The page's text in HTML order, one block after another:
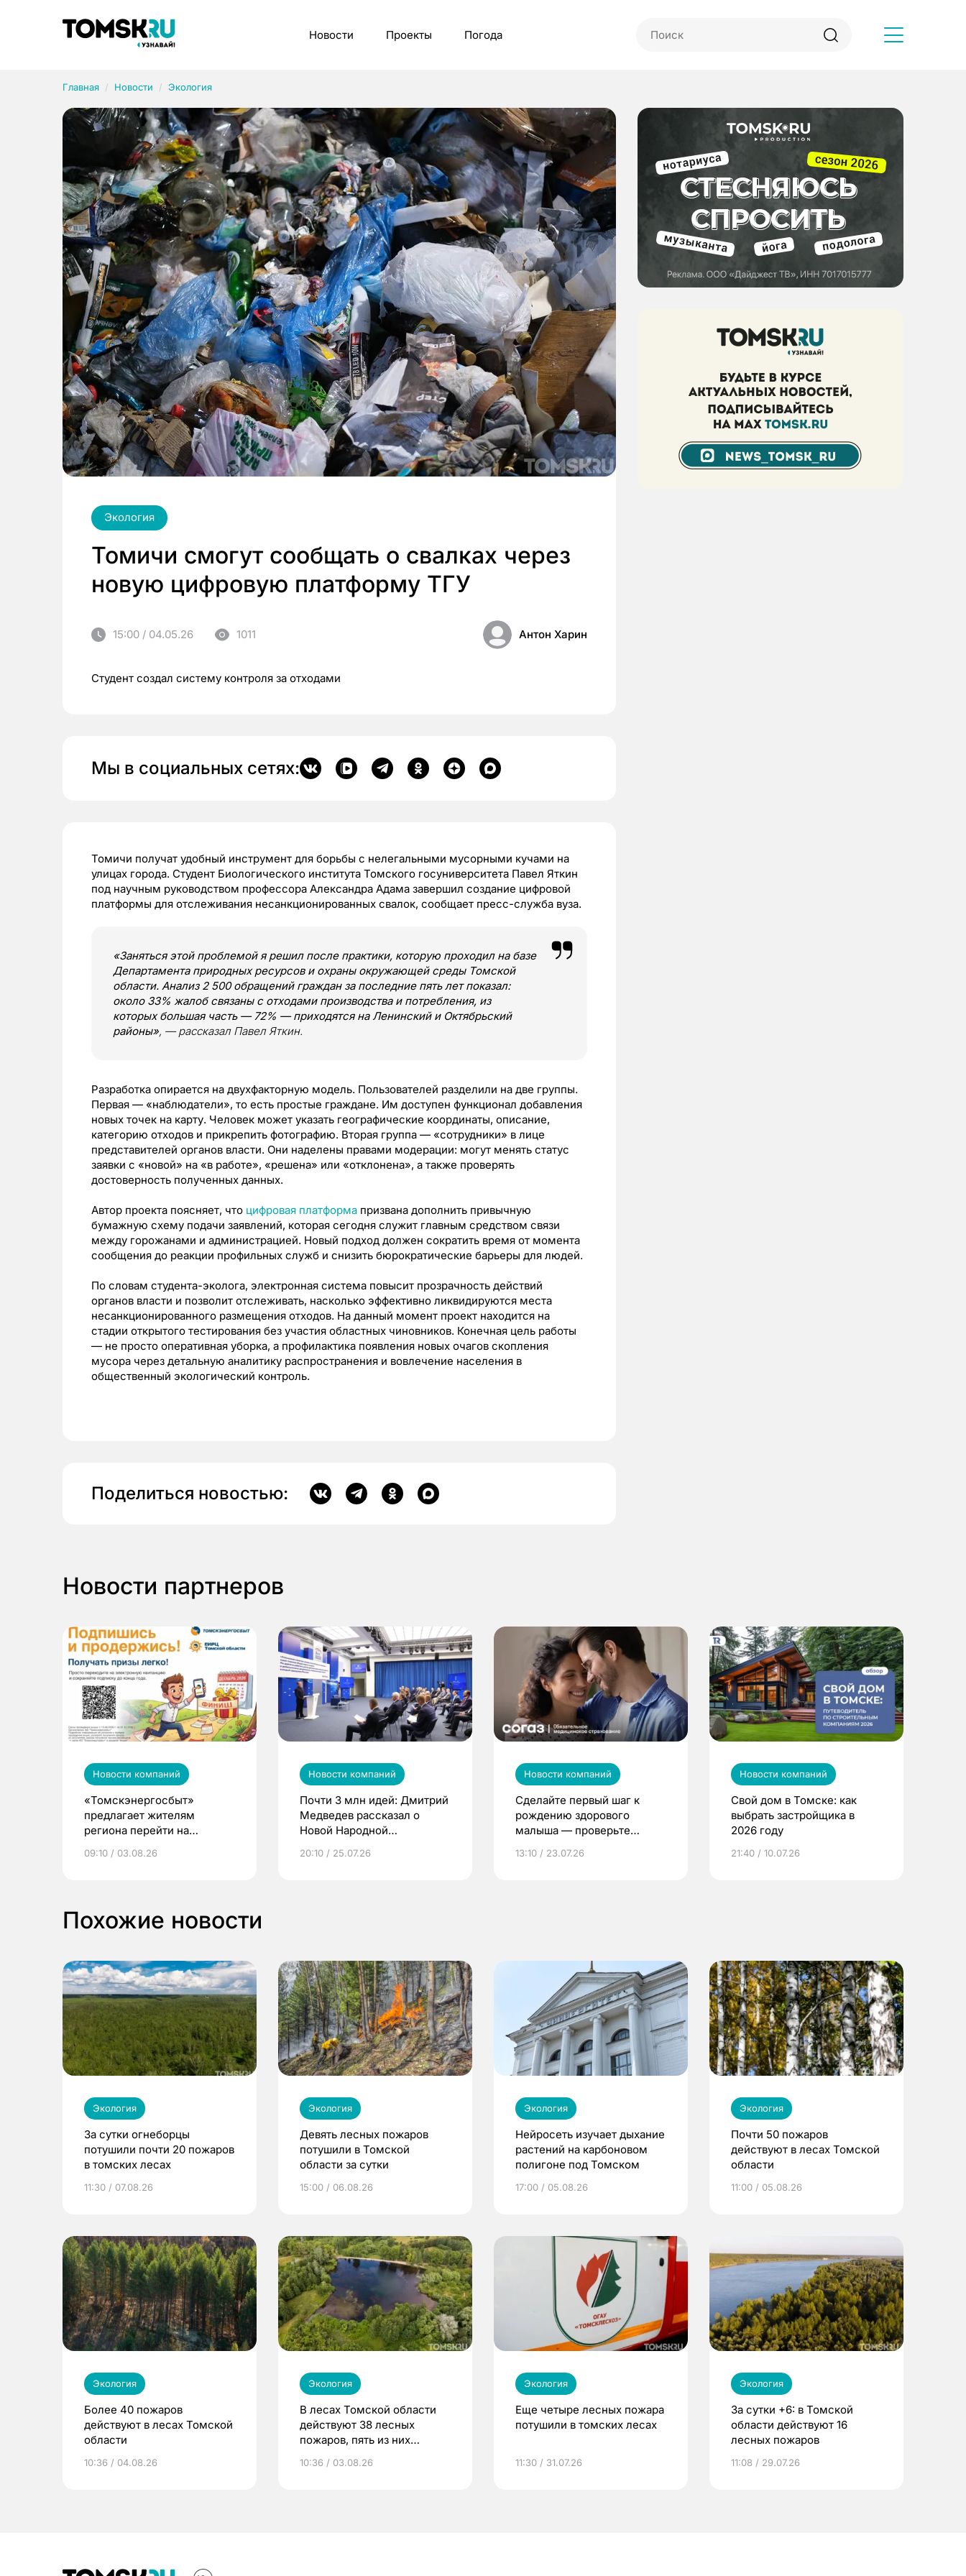
Новости Проекты Погода
Главная Новости Экология
Экология
Томичи смогут сообщать о свалках через
новую цифровую платформу ТГУ
15:00 / 04.05.26 1011 Антон Харин
Студент создал систему контроля за отходами
Мы в социальных сетях:
Томичи получат удобный инструмент для борьбы с нелегальными мусорными кучами на
улицах города. Студент Биологического института Томского госуниверситета Павел Яткин
под научным руководством профессора Александра Адама завершил создание цифровой
платформы для отслеживания несанкционированных свалок, сообщает пресс-служба вуза.
«Заняться этой проблемой я решил после практики, которую проходил на базе
Департамента природных ресурсов и охраны окружающей среды Томской
области. Анализ 2 500 обращений граждан за последние пять лет показал:
около 33% жалоб связаны с отходами производства и потребления, из
которых большая часть — 72% — приходятся на Ленинский и Октябрьский
районы», — рассказал Павел Яткин.
Разработка опирается на двухфакторную модель. Пользователей разделили на две группы.
Первая — «наблюдатели», то есть простые граждане. Им доступен функционал добавления
новых точек на карту. Человек может указать географические координаты, описание,
категорию отходов и прикрепить фотографию. Вторая группа — «сотрудники» в лице
представителей органов власти. Они наделены правами модерации: могут менять статус
заявки с «новой» на «в работе», «решена» или «отклонена», а также проверять
достоверность полученных данных.
Автор проекта поясняет, что цифровая платформа призвана дополнить привычную
бумажную схему подачи заявлений, которая сегодня служит главным средством связи
между горожанами и администрацией. Новый подход должен сократить время от момента
сообщения до реакции профильных служб и снизить бюрократические барьеры для людей.
По словам студента-эколога, электронная система повысит прозрачность действий
органов власти и позволит отслеживать, насколько эффективно ликвидируются места
несанкционированного размещения отходов. На данный момент проект находится на
стадии открытого тестирования без участия областных чиновников. Конечная цель работы
— не просто оперативная уборка, а профилактика появления новых очагов скопления
мусора через детальную аналитику распространения и вовлечение населения в
общественный экологический контроль.
Поделиться новостью:
Новости партнеров
Новости компаний
«Томскэнергосбыт»
предлагает жителям
региона перейти на
выиграть призы
09:10 / 03.08.26
Новости компаний
Почти 3 млн идей: Дмитрий
Медведев рассказал о
Новой Народной
20:10 / 25.07.26
Новости компаний
Сделайте первый шаг к
рождению здорового
малыша — проверьте
по ОМС!
13:10 / 23.07.26
Новости компаний
Свой дом в Томске: как
выбрать застройщика в
2026 году
21:40 / 10.07.26
Похожие новости
Экология
За сутки огнеборцы
потушили почти 20 пожаров
в томских лесах
11:30 / 07.08.26
Экология
Девять лесных пожаров
потушили в Томской
области за сутки
15:00 / 06.08.26
Экология
Нейросеть изучает дыхание
растений на карбоновом
полигоне под Томском
17:00 / 05.08.26
Экология
Почти 50 пожаров
действуют в лесах Томской
области
11:00 / 05.08.26
Экология
Более 40 пожаров
действуют в лесах Томской
области
10:36 / 04.08.26
Экология
В лесах Томской области
действуют 38 лесных
пожаров, пять из них
10:36 / 03.08.26
Экология
Еще четыре лесных пожара
потушили в томских лесах
11:30 / 31.07.26
Экология
За сутки +6: в Томской
области действуют 16
лесных пожаров
11:08 / 29.07.26
Рубрики